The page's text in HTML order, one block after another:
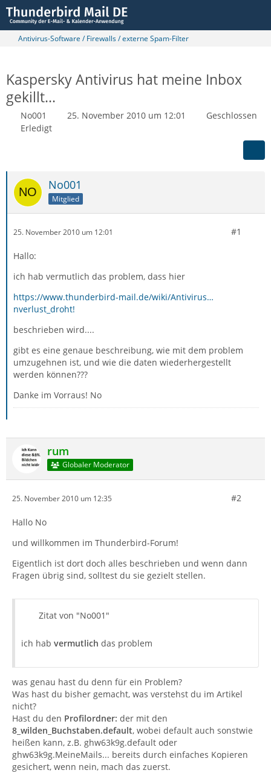
Antivirus-Software / Firewalls / externe Spam-Filter
Kaspersky Antivirus hat meine Inbox
gekillt...
No001 25. November 2010 um 12:01
Geschlossen
Erledigt
No001
Mitglied
25. November 2010 um 12:01 #1
Hallo:
ich hab vermutlich das problem, dass hier
https://www.thunderbird-mail.de/wiki/Antivirus…
nverlust_droht!
beschrieben wird....
gibt es eine genaue beschreibung, wie mit dem problem
umzugehnen ist, und wie die daten wiederhergestellt
werden können???
Danke im Vorraus! No
rum
Globaler Moderator
25. November 2010 um 12:35 #2
Hallo No
und willkommen im Thunderbird-Forum!
Eigentlich ist dort doch alles beschrieben und wenn dann
Fragen übrig sind, solltest du sie gezielt stellen.
Zitat von "No001"
ich hab vermutlich das problem
was genau hast du denn für ein Problem?
Was hast du bisher gemacht, was verstehst du im Artikel
nicht?
Hast du den Profilordner: der mit den
8_wilden_Buchstaben.default, wobei default auch sonstwie
heißen kann, z.B. ghw63k9g.default oder
ghw63k9g.MeineMails... bereits durch einfaches Kopieren
gesichert, wenn nein, mach das zuerst.